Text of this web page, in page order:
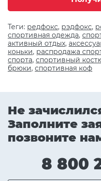
Теги: редфокс, рэдфокс,
спортивная одежда,
активный отдых,
коньки, распродажа
спорта, спортивный
брюки, спортивная коф
Не
Заполните
позвоните
8 800